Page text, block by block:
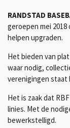
RANDSTAD
geroepen mei
helpen upgraden.
Het bieden van
waar nodig,
verenigingen staat
Het is zaak dat
linies. Met de
bewerkstelligd.